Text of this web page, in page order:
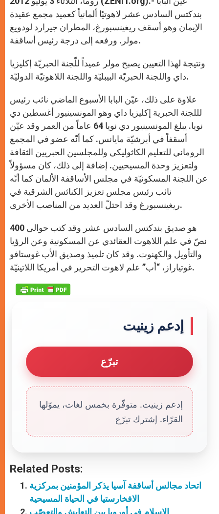
p e
r
k
بندكتس السادس عشر لاهوتيًا ألمانياً كعميد مجمع عقيدة
الإيمان وهو أسقف ريغينسبورغ، المطران جيرارد لودويغ
مولر. ورفعه إلى درجة رئيس أساقفة.
ونتيجة لهذا التعيين يصبح مولر عميداً للّجنة الحبريّة إكليزيا
داي واللجنة الحبريّة البيبليّة واللجنة اللاهوتيّة الدوليّة.
علاوة على ذلك، عيّن البابا الأسبوع الماضي نائب رئيس
لللجنة الحبرية إكليزيا داي وهو المونسينيور أغسطين دي
نويا. يبلغ المونسينيور دي نويا 64 عاماً من العمر وقد عيّن
أسقفاً في أبرشيّة مايانس. كما أنّه عضو في المجمع
الروماني للتعليم الكاثوليكي وللمجلسين الحبريين الثقافة
ولتعزيز وحدة المسيحيين. إضافة إلى ذلك، كان مسؤولاً
عن اللجنة المسكونيّة في مجلس الأساقفة الألمان كما أنّه
نائب رئيس مجلس تعزيز الكنائس الشرقية في
ريغينسبورغ وقد احتلّ العديد من المناصب الأخرى.
هو صديق بندكتس السادس عشر وقد كتب حوالى 400
نصّ في علم اللاهوت العقائدي عن المسكونية وعن الرؤيا
والتأويل والكهنوت. وقد كان تلميذ وصديق الأب غوستافو
غوتياراز، “أب” علم لاهوت التحرير في أمريكا اللاتينيّة.
إدعم زينيت
تبرّع
إدعم زينيت. متوفّرة بخمس لغات، يموّلها
القرّاء. إشترك تبرّع
Related Posts:
اتحاد مجالس أساقفة آسيا يذكر المؤمنين بمركزية
الافخارستيا في الحياة المسيحية
الإسلام في أوروبا بين التعايش والتعصّب